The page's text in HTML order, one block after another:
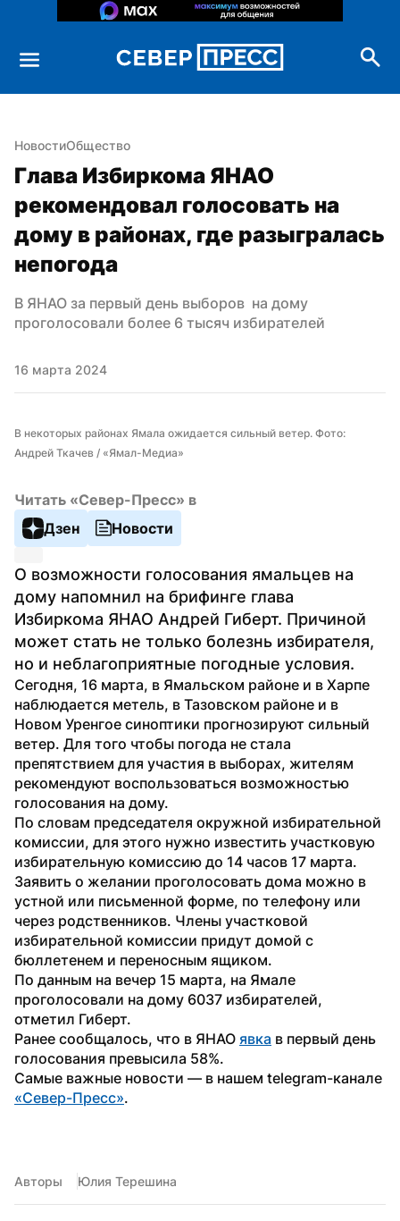
НовостиОбщество
Глава Избиркома ЯНАО
рекомендовал голосовать на
дому в районах, где разыгралась
непогода
В ЯНАО за первый день выборов  на дому
проголосовали более 6 тысяч избирателей
16 марта 2024
В некоторых районах Ямала ожидается сильный ветер. Фото:
Андрей Ткачев / «Ямал-Медиа»
Читать «Север-Пресс» в
Дзен
Новости
О возможности голосования ямальцев на
дому напомнил на брифинге глава
Избиркома ЯНАО Андрей Гиберт. Причиной
может стать не только болезнь избирателя,
но и неблагоприятные погодные условия.
Сегодня, 16 марта, в Ямальском районе и в Харпе
наблюдается метель, в Тазовском районе и в
Новом Уренгое синоптики прогнозируют сильный
ветер. Для того чтобы погода не стала
препятствием для участия в выборах, жителям
рекомендуют воспользоваться возможностью
голосования на дому.
По словам председателя окружной избирательной
комиссии, для этого нужно известить участковую
избирательную комиссию до 14 часов 17 марта.
Заявить о желании проголосовать дома можно в
устной или письменной форме, по телефону или
через родственников. Члены участковой
избирательной комиссии придут домой с
бюллетенем и переносным ящиком.
По данным на вечер 15 марта, на Ямале
проголосовали на дому 6037 избирателей,
отметил Гиберт.
Ранее сообщалось, что в ЯНАО явка в первый день
голосования превысила 58%.
«Север-Пресс».
Авторы Юлия Терешина